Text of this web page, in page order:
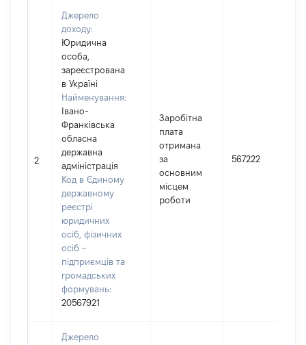
2
Джерело
доходу:
Юридична
особа,
зареєстрована
в Україні
Найменування:
Івано-
Франківська
обласна
державна
адміністрація
Код в Єдиному
державному
реєстрі
юридичних
осіб, фізичних
осіб –
підприємців та
громадських
формувань:
20567921
Заробітна
плата
отримана
за
основним
місцем
роботи
567222
Джерело